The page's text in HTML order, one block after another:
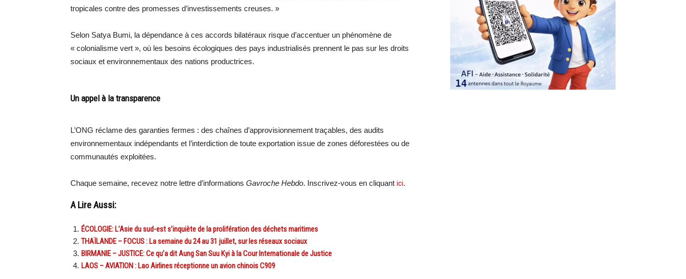
tropicales contre des promesses d’investissements creuses. »
Selon Satya Bumi, la dépendance à ces accords bilatéraux risque d’accentuer un phénomène de
« colonialisme vert », où les besoins écologiques des pays industrialisés prennent le pas sur les droits
sociaux et environnementaux des nations productrices.
Un appel à la transparence
L’ONG réclame des garanties fermes : des chaînes d’approvisionnement traçables, des audits
environnementaux indépendants et l’interdiction de toute exportation issue de zones déforestées ou de
communautés exploitées.
Chaque semaine, recevez notre lettre d’informations Gavroche Hebdo. Inscrivez-vous en cliquant ici.
A Lire Aussi:
ÉCOLOGIE: L’Asie du sud-est s’inquiète de la prolifération des déchets maritimes
THAÏLANDE – FOCUS : La semaine du 24 au 31 juillet, sur les réseaux sociaux
BIRMANIE – JUSTICE: Ce qu’a dit Aung San Suu Kyi à la Cour Internationale de Justice
LAOS – AVIATION : Lao Airlines réceptionne un avion chinois C909